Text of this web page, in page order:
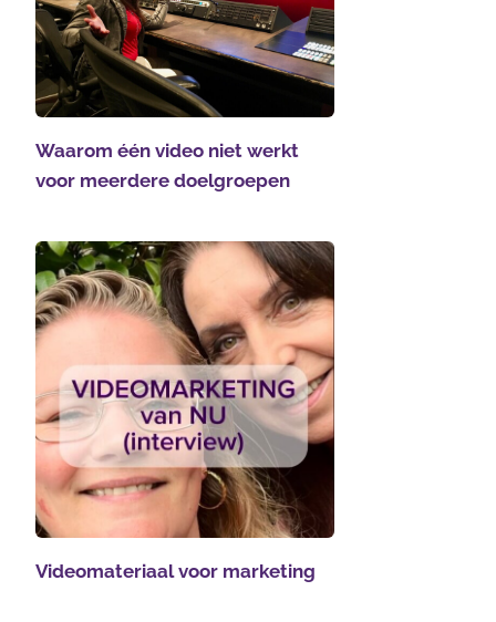
Waarom één video niet werkt
voor meerdere doelgroepen
Videomateriaal voor marketing